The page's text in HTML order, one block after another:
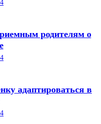
родителям о
адаптироваться в